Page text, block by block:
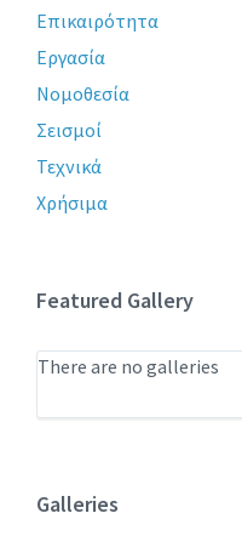
Επικαιρότητα
Εργασία
Νομοθεσία
Σεισμοί
Τεχνικά
Χρήσιμα
Featured Gallery
There are no galleries
Galleries